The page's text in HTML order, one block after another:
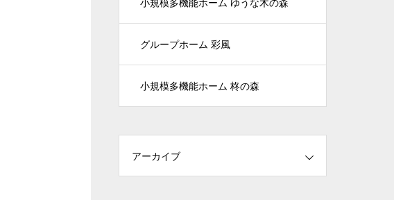
小規模多機能ホーム ゆうな木の森
グループホーム 彩風
小規模多機能ホーム 柊の森
アーカイブ